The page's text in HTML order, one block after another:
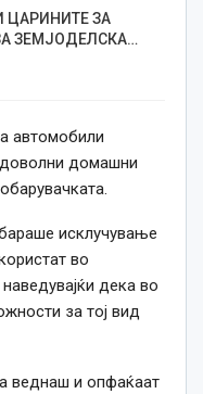
ЦАРИНИТЕ ЗА
ЗЕМЈОДЕЛСКА…
автомобили
домашни
исклучување
во
дека во
за тој вид
веднаш и опфаќаат